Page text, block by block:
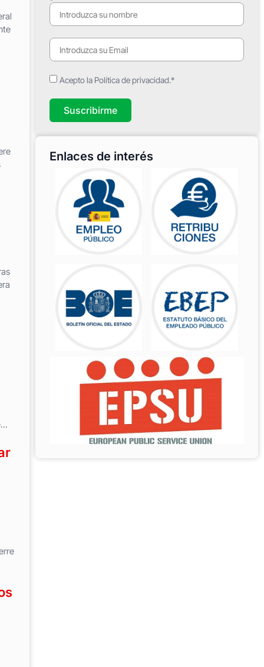
Acepto la Política de privacidad.*
Suscribirme
Enlaces de interés